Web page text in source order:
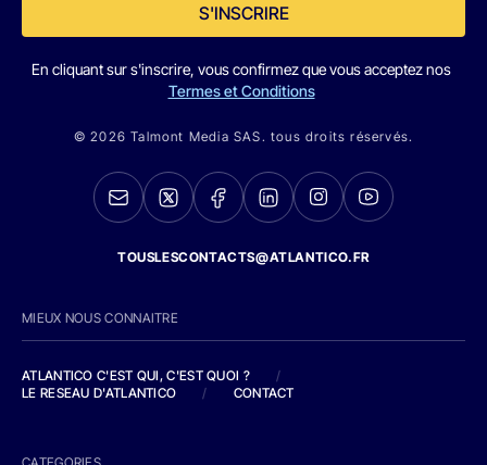
S'INSCRIRE
En cliquant sur s'inscrire, vous confirmez que vous acceptez nos
Termes et Conditions
© 2026 Talmont Media SAS. tous droits réservés.
TOUSLESCONTACTS@ATLANTICO.FR
MIEUX NOUS CONNAITRE
ATLANTICO C'EST QUI, C'EST QUOI ?
/
LE RESEAU D'ATLANTICO
/ CONTACT